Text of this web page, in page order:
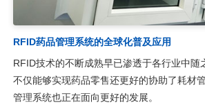
RFID药品管理系统的全球化普及应用
RFID技术的不断成熟早已渗透于各行业中随
不仅能够实现药品零售还更好的协助了耗材
管理系统也正在面向更好的发展。